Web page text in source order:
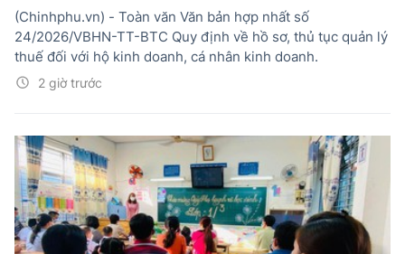
2 giờ trước
(Chinhphu.vn) - Toàn văn Văn bản hợp nhất số
24/2026/VBHN-TT-BTC Quy định về hồ sơ, thủ tục quản lý
thuế đối với hộ kinh doanh, cá nhân kinh doanh.